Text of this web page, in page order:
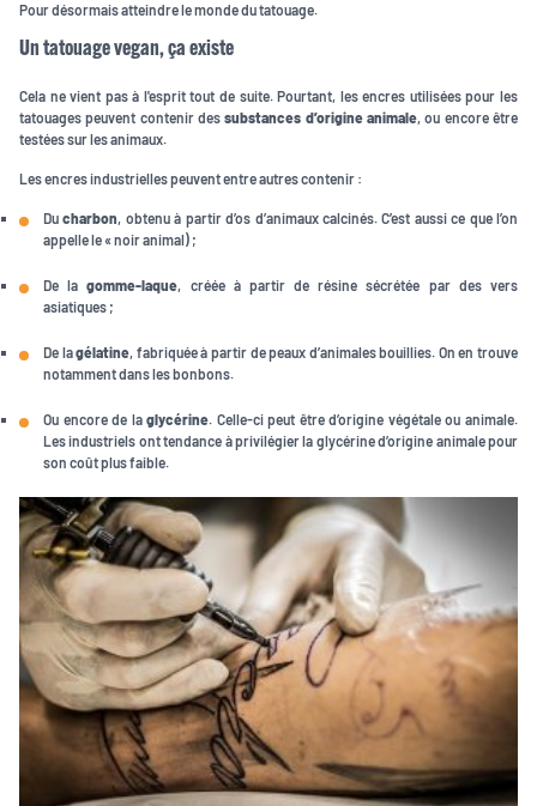
Pour désormais atteindre le monde du tatouage.
Un tatouage vegan, ça existe
Cela ne vient pas à l'esprit tout de suite. Pourtant, les encres utilisées pour les
tatouages peuvent contenir dessubstances d’origine animale, ou encore être
testées sur les animaux.
Les encres industrielles peuvent entre autres contenir :
Ducharbon, obtenu à partir d’os d’animaux calcinés. C’est aussi ce que l’on
appelle le « noir animal) ;
De lagomme-laque, créée à partir de résine sécrétée par des vers
asiatiques ;
De lagélatine, fabriquée à partir de peaux d’animales bouillies. On en trouve
notamment dans les bonbons.
Ou encore de laglycérine. Celle-ci peut être d’origine végétale ou animale.
Les industriels ont tendance à privilégier la glycérine d’origine animale pour
son coût plus faible.